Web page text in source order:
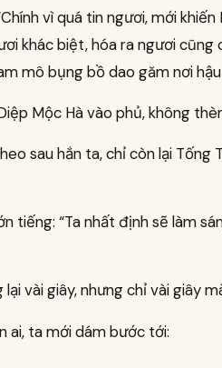
vì quá tin ngươi, mới
khác biệt, hóa ra ngươi cũng
mô bụng bồ dao găm nơi hậu
Mộc Hà vào phủ, không
sau hắn ta, chỉ còn lại Tống
tiếng: “Ta nhất định sẽ làm
vài giây, nhưng chỉ vài giây
ai, ta mới dám bước tới: